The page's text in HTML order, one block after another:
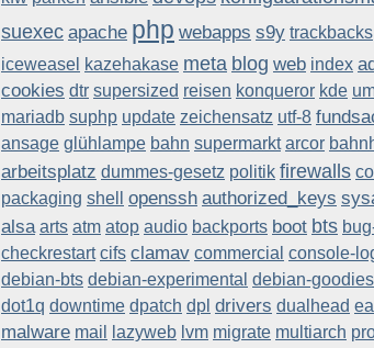
suexec apache php webapps s9y trackbacks
iceweasel kazehakase meta blog web index
cookies dtr supersized reisen konqueror kde
mariadb suphp update zeichensatz utf-8
ansage glühlampe bahn supermarkt arcor
arbeitsplatz dummes-gesetz politik firewalls
packaging shell openssh authorized_keys
alsa arts atm atop audio backports boot bts
checkrestart cifs clamav commercial console-
debian-bts debian-experimental debian-goodies
dot1q downtime dpatch dpl drivers dualhead
malware mail lazyweb lvm migrate multiarch